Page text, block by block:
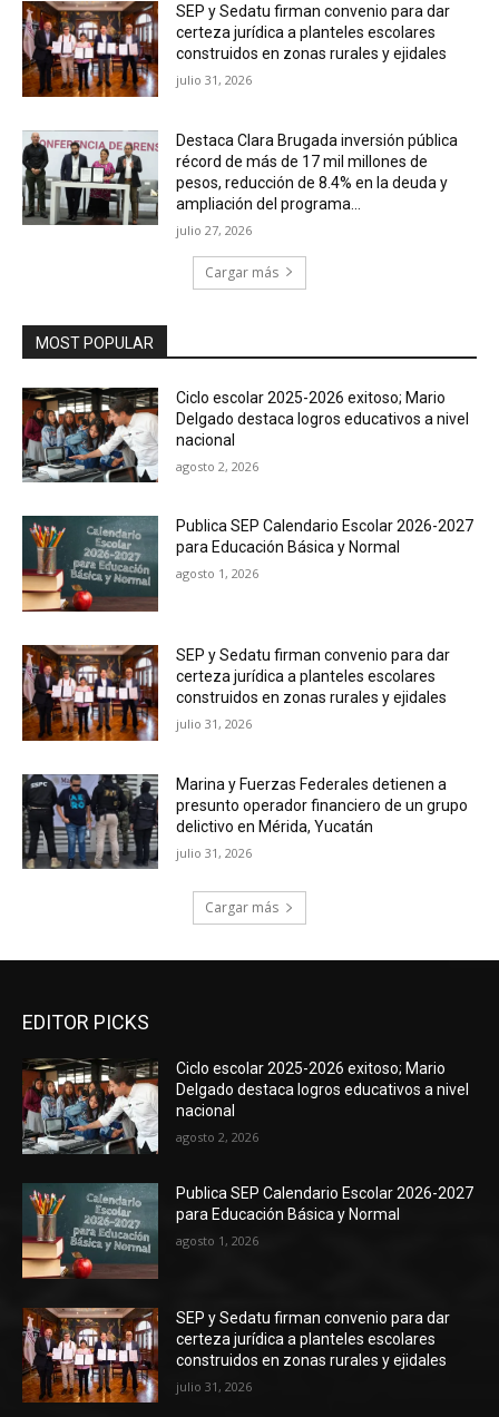
SEP y Sedatu firman convenio para dar
certeza jurídica a planteles escolares
construidos en zonas rurales y ejidales
julio 31, 2026
Destaca Clara Brugada inversión pública
récord de más de 17 mil millones de
pesos, reducción de 8.4% en la deuda y
ampliación del programa...
julio 27, 2026
Cargar más
MOST POPULAR
Ciclo escolar 2025-2026 exitoso; Mario
Delgado destaca logros educativos a nivel
nacional
agosto 2, 2026
Publica SEP Calendario Escolar 2026-2027
para Educación Básica y Normal
agosto 1, 2026
SEP y Sedatu firman convenio para dar
certeza jurídica a planteles escolares
construidos en zonas rurales y ejidales
julio 31, 2026
Marina y Fuerzas Federales detienen a
presunto operador financiero de un grupo
delictivo en Mérida, Yucatán
julio 31, 2026
Cargar más
EDITOR PICKS
Ciclo escolar 2025-2026 exitoso; Mario
Delgado destaca logros educativos a nivel
nacional
agosto 2, 2026
Publica SEP Calendario Escolar 2026-2027
para Educación Básica y Normal
agosto 1, 2026
SEP y Sedatu firman convenio para dar
certeza jurídica a planteles escolares
construidos en zonas rurales y ejidales
julio 31, 2026